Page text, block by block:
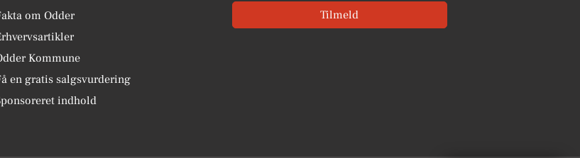
om Odder
Kommune
en gratis salgsvurdering
indhold
Tilmeld